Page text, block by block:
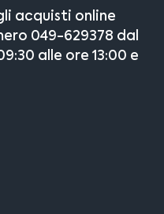
acquisti online
049-629378 dal
alle ore 13:00 e